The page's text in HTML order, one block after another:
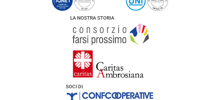
LA NOSTRA STORIA
SOCI DI